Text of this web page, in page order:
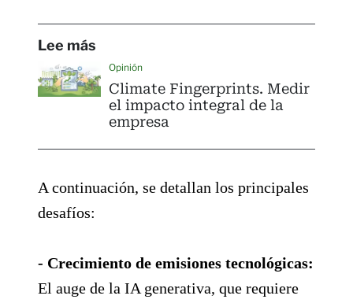
Lee más
Opinión
Climate Fingerprints. Medir
el impacto integral de la
empresa
A continuación, se detallan los principales
desafíos:
- Crecimiento de emisiones tecnológicas:
El auge de la IA generativa, que requiere